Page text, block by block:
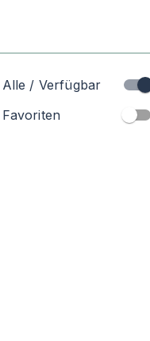
Alle / Verfügbar
Favoriten